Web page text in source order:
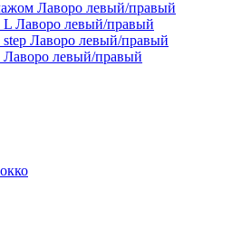
Лаворо левый/правый
Лаворо левый/правый
Лаворо левый/правый
левый/правый